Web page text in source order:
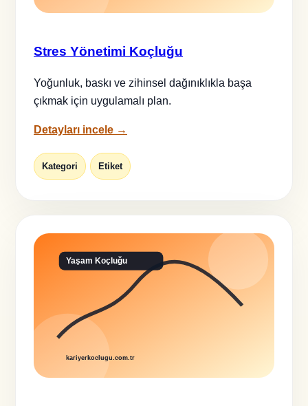
Stres Yönetimi Koçluğu
Yoğunluk, baskı ve zihinsel dağınıklıkla başa
çıkmak için uygulamalı plan.
Detayları incele →
Kategori Etiket